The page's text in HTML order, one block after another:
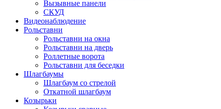
Вызывные панели
СКУД
Видеонаблюдение
Рольставни
Рольставни на окна
Рольставни на дверь
Роллетные ворота
Рольставни для беседки
Шлагбаумы
Шлагбаум со стрелой
Откатной шлагбаум
Козырьки